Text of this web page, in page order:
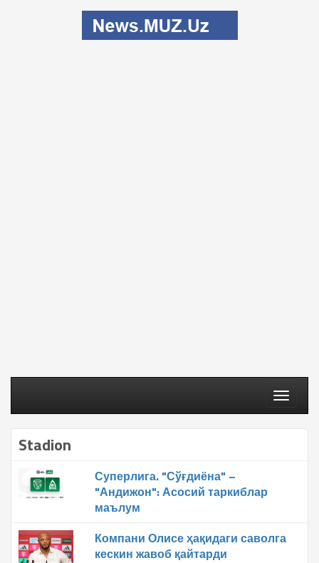
Toggle
Stadion
Суперлига. "Сўғдиёна" –
"Андижон": Асосий таркиблар
маълум
Компани Олисе ҳақидаги саволга
кескин жавоб қайтарди